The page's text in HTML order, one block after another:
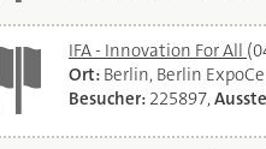
IFA - Innovation For All
Ort: Berlin, Berlin
Besucher: 225897,